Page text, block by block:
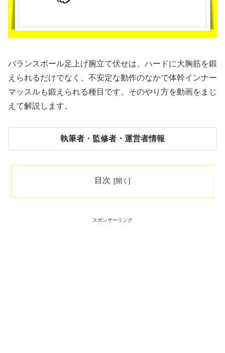
バランスボール足上げ腕立て伏せは、ハードに大胸筋を鍛
えられるだけでなく、不安定な動作のなかで体幹インナー
マッスルも鍛えられる種目です。そのやり方を動画をまじ
えて解説します。
執筆者・監修者・運営者情報
目次
スポンサーリンク